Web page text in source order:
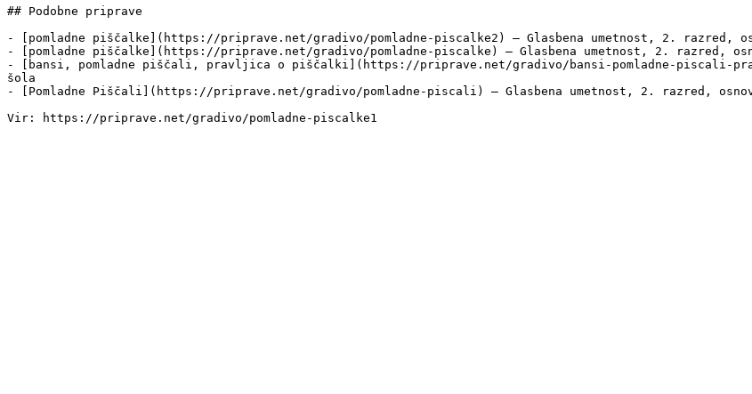
## Podobne priprave
- [pomladne piščalke](https://priprave.net/gradivo/pomladne-piscalke2) — Glasbena umetnost, 2. razred,
- [pomladne piščalke](https://priprave.net/gradivo/pomladne-piscalke) — Glasbena umetnost, 2. razred,
- [bansi, pomladne piščali, pravljica o piščalki](https://priprave.net/gradivo/bansi-pomladne-piscali-
šola
- [Pomladne Piščali](https://priprave.net/gradivo/pomladne-piscali) — Glasbena umetnost, 2. razred,